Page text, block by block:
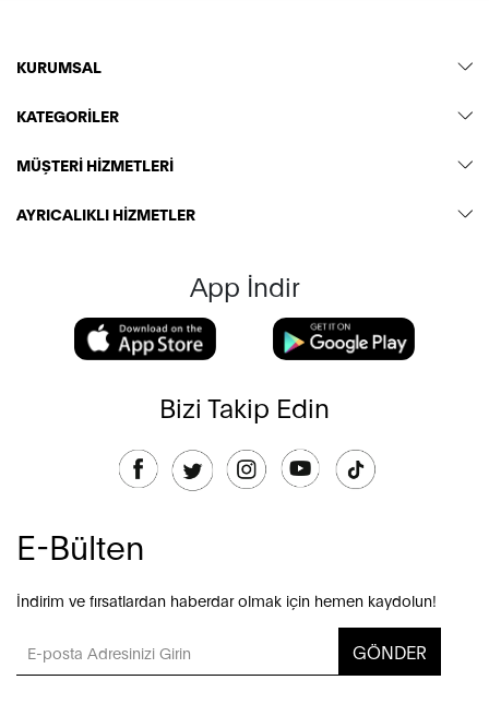
KURUMSAL
KATEGORİLER
MÜŞTERİ HİZMETLERİ
AYRICALIKLI HİZMETLER
App İndir
Bizi Takip Edin
E-Bülten
İndirim ve fırsatlardan haberdar olmak için hemen kaydolun!
GÖNDER